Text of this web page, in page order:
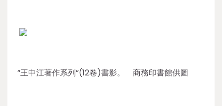
“王中江著作系列”(12卷)書影。 商務印書館供圖